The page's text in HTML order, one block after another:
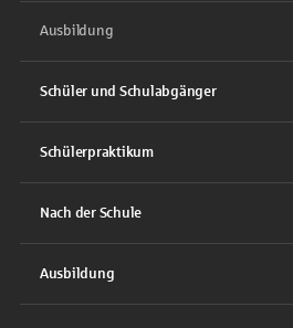
Ausbildung
Schüler und Schulabgänger
Schülerpraktikum
Nach der Schule
Ausbildung